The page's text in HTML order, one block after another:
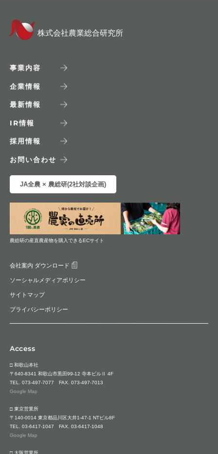
株式会社農業総合研究所
事業内容
企業情報
最新情報
IR情報
採用情報
お問い合わせ
JA全農 × 農総研(2社対談企画)
農総研の産直農産物を購入できるECサイト
会社案内 ダウンロード
ソーシャルメディアポリシー
サイトマップ
プライバシーポリシー
Access
□ 和歌山本社
〒640-8341 和歌山市黒田99-12 寺本ビルⅡ 4F
TEL. 073-497-7077 FAX. 073-497-7013
Google Map
□ 東京営業所
〒140-0014 東京都品川区大井1-47-1 NTビル8F
TEL. 03-6417-1047 FAX. 03-6417-1048
Google Map
□ 大阪営業所